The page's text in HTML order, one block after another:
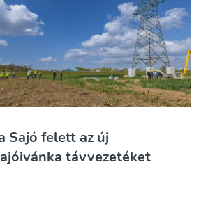
Sajó felett az új
távvezetéket